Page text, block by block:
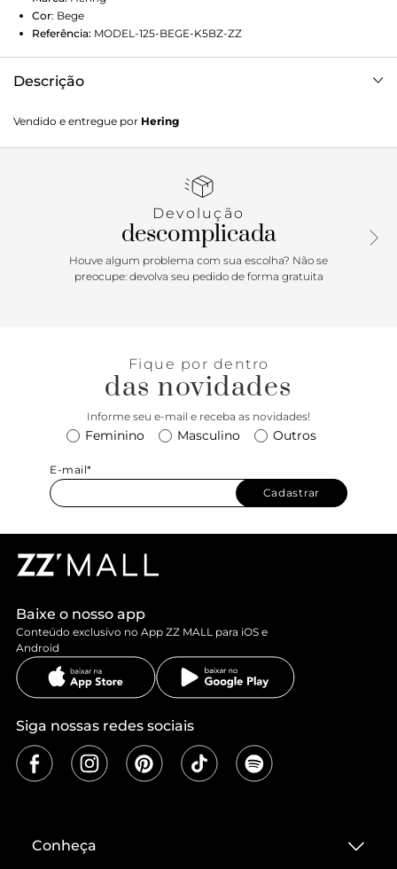
Cor: Bege
Referência: MODEL-125-BEGE-K5BZ-ZZ
Descrição
Com silhueta slim e toque macio, esta peça oferece
sofisticação e praticidade, ideal para complementar seu
da peça: Em tecido Modelagem slim Comprimento
Vendido e entregue por Hering
Devolução
descomplicada
Houve algum problema com sua escolha? Não se
preocupe: devolva seu pedido de forma gratuita
Fique por dentro
das novidades
Informe seu e-mail e receba as novidades!
Feminino Masculino Outros
E-mail*
Cadastrar
Baixe o nosso app
Conteúdo exclusivo no App ZZ MALL para iOS e
Android
Siga nossas redes sociais
Conheça